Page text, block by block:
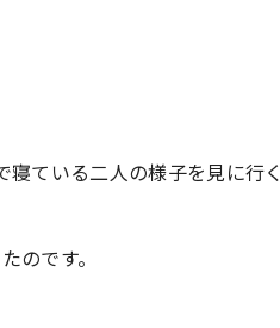
寝ている二人の様子を見に行
のです。